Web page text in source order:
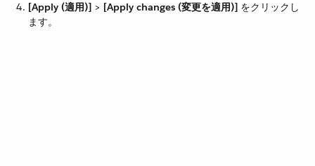
[Apply (適用)] ​ > ​ [Apply changes (変更を適用)] ​ をクリックし
ます。